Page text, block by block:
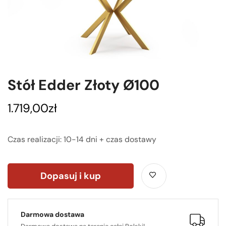
Stół Edder Złoty Ø100
1.719,00zł
Czas realizacji: 10-14 dni + czas dostawy
Dopasuj i kup
Darmowa dostawa